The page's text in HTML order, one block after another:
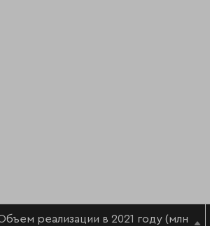
реализации в 2021 году (млн